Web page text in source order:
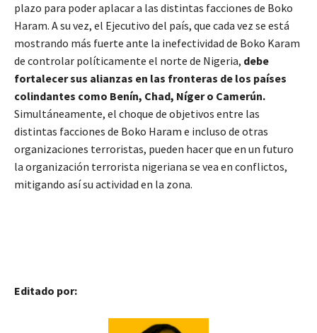
plazo para poder aplacar a las distintas facciones de Boko
Haram. A su vez, el Ejecutivo del país, que cada vez se está
mostrando más fuerte ante la inefectividad de Boko Karam
de controlar políticamente el norte de Nigeria, debe
fortalecer sus alianzas en las fronteras de los países
colindantes como Benín, Chad, Níger o Camerún.
Simultáneamente, el choque de objetivos entre las
distintas facciones de Boko Haram e incluso de otras
organizaciones terroristas, pueden hacer que en un futuro
la organización terrorista nigeriana se vea en conflictos,
mitigando así su actividad en la zona.
Editado por: